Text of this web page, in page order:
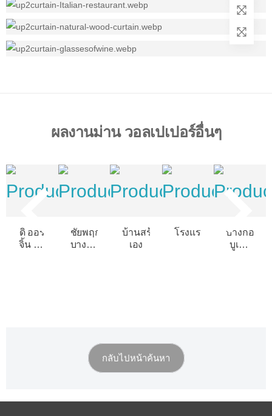
ผลงานม่าน วอลเปเปอร์อื่นๆ
ดิ ออริ
จิ้น รัช
ชัยพฤกษ์
บางนา
บ้านสร้าง
เอง
โรงแรม@ราชปรารภ
บางกอก
บูเลอ
กลับไปหน้าค้นหา